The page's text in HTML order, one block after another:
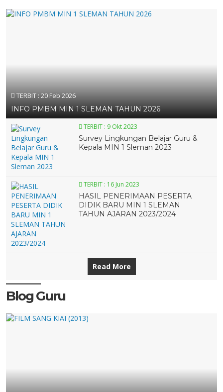
TERBIT : 20 Feb 2026
INFO PMBM MIN 1 SLEMAN TAHUN 2026
TERBIT : 9 Okt 2023
Survey Lingkungan Belajar Guru &
Kepala MIN 1 Sleman 2023
TERBIT : 16 Jun 2023
HASIL PENERIMAAN PESERTA
DIDIK BARU MIN 1 SLEMAN
TAHUN AJARAN 2023/2024
Read More
Blog Guru
28 OKT 2022
28 OKT 2022
18 NOV 2021
13 JAN 2021
13 JAN 2021